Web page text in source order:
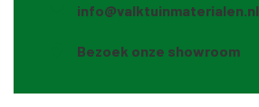
info@valktuinmaterialen.nl
Bezoek onze showroom